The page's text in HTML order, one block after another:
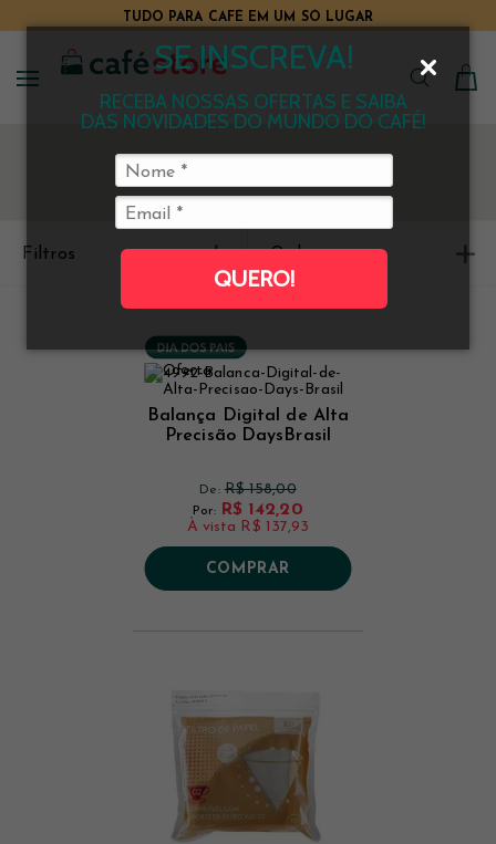
SE INSCREVA!
RECEBA NOSSAS OFERTAS E SAIBA
DAS NOVIDADES DO MUNDO DO CAFÉ!
QUERO!
TUDO PARA CAFÉ EM UM SÓ LUGAR
Filtros Ordenar
Balança Digital de Alta
Precisão DaysBrasil
De: R$ 158,00
Por: R$ 142,20
À vista R$ 137,93
COMPRAR